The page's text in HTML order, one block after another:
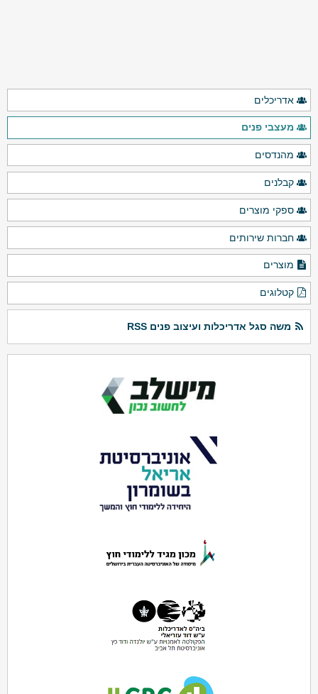
אדריכלים
מעצבי פנים
מהנדסים
קבלנים
ספקי מוצרים
חברות שירותים
מוצרים
קטלוגים
משה סגל אדריכלות ועיצוב פנים RSS